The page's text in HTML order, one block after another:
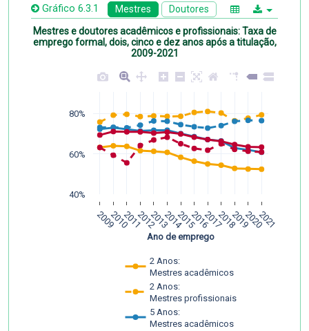
Gráfico 6.3.1 Mestres Doutores
Mestres e doutores acadêmicos e profissionais: Taxa de
emprego formal, dois, cinco e dez anos após a titulação,
2009-2021
2009201020112012201320142015201620172018201920202021
40%
60%
80%
2 Anos:
Mestres acadêmicos
2 Anos:
Mestres profissionais
5 Anos:
Mestres acadêmicos
Ano de emprego